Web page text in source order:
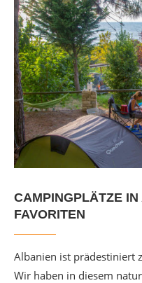
CAMPINGPLÄTZE
FAVORITEN
Albanien ist prädestiniert
Wir haben in diesem